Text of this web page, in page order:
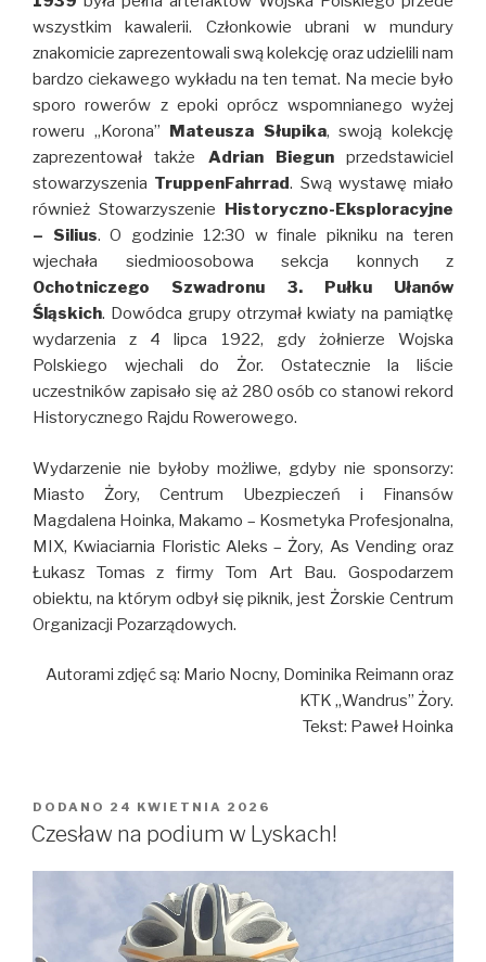
wszystkim kawalerii. Członkowie ubrani w mundury
znakomicie zaprezentowali swą kolekcję oraz udzielili nam
bardzo ciekawego wykładu na ten temat. Na mecie było
sporo rowerów z epoki oprócz wspomnianego wyżej
roweru „Korona” Mateusza Słupika, swoją kolekcję
zaprezentował także Adrian Biegunprzedstawiciel
stowarzyszenia TruppenFahrrad. Swą wystawę miało
również Stowarzyszenie Historyczno-Eksploracyjne
– Silius. O godzinie 12:30 w finale pikniku na teren
wjechała siedmioosobowa sekcja konnych z
Ochotniczego Szwadronu 3. Pułku Ułanów
Śląskich. Dowódca grupy otrzymał kwiaty na pamiątkę
wydarzenia z 4 lipca 1922, gdy żołnierze Wojska
Polskiego wjechali do Żor. Ostatecznie la liście
uczestników zapisało się aż 280 osób co stanowi rekord
Historycznego Rajdu Rowerowego.
Wydarzenie nie byłoby możliwe, gdyby nie sponsorzy:
Miasto Żory, Centrum Ubezpieczeń i Finansów
Magdalena Hoinka, Makamo – Kosmetyka Profesjonalna,
MIX, Kwiaciarnia Floristic Aleks – Żory, As Vending oraz
Łukasz Tomas z firmy Tom Art Bau. Gospodarzem
obiektu, na którym odbył się piknik, jest Żorskie Centrum
Organizacji Pozarządowych.
Autorami zdjęć są: Mario Nocny, Dominika Reimann oraz
KTK „Wandrus” Żory.
Tekst: Paweł Hoinka
DODANO OPUBLIKOWANE
24 KWIETNIA 2026
Czesław na podium w Lyskach!